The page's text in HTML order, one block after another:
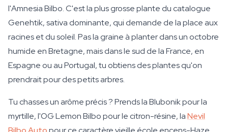
l'Amnesia Bilbo. C'est la plus grosse plante du catalogue
Genehtik, sativa dominante, qui demande de la place aux
racines et du soleil. Pas la graine à planter dans un octobre
humide en Bretagne, mais dans le sud de la France, en
Espagne ou au Portugal, tu obtiens des plantes qu'on
prendrait pour des petits arbres.
Tu chasses un arôme précis ? Prends la Blubonik pour la
myrtille, l'OG Lemon Bilbo pour le citron-résine, laNevil